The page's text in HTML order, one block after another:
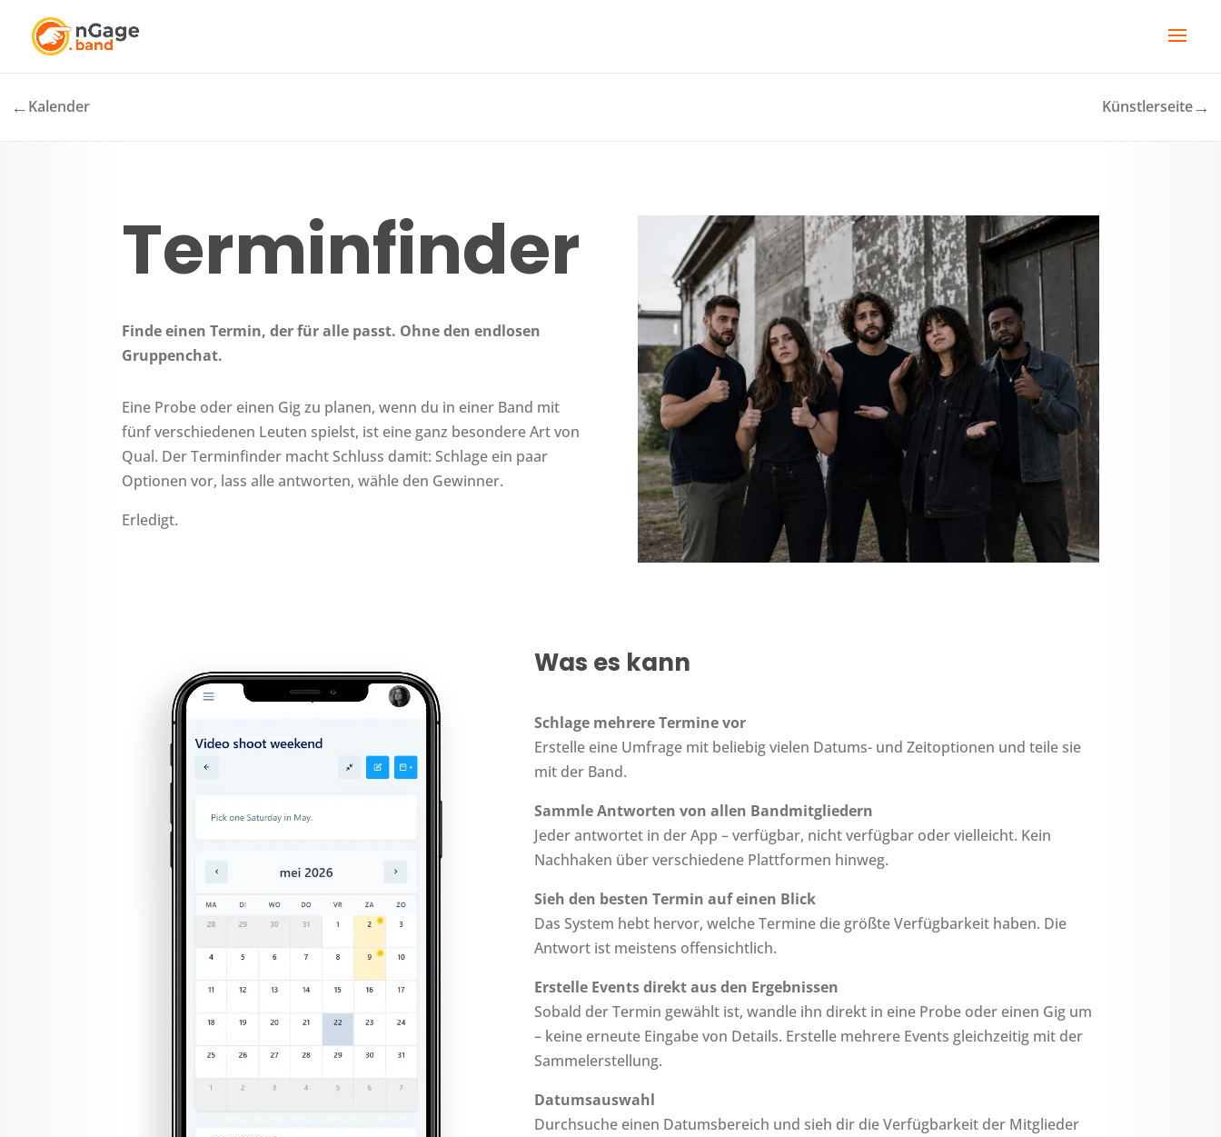
← Kalender Künstlerseite→
Terminfinder
Finde einen Termin, der für alle passt. Ohne den endlosen
Gruppenchat.
Eine Probe oder einen Gig zu planen, wenn du in einer Band mit
fünf verschiedenen Leuten spielst, ist eine ganz besondere Art von
Qual. Der Terminfinder macht Schluss damit: Schlage ein paar
Optionen vor, lass alle antworten, wähle den Gewinner.
Erledigt.
Was es kann
Schlage mehrere Termine vor
Erstelle eine Umfrage mit beliebig vielen Datums- und Zeitoptionen und teile sie
mit der Band.
Sammle Antworten von allen Bandmitgliedern
Jeder antwortet in der App – verfügbar, nicht verfügbar oder vielleicht. Kein
Nachhaken über verschiedene Plattformen hinweg.
Sieh den besten Termin auf einen Blick
Das System hebt hervor, welche Termine die größte Verfügbarkeit haben. Die
Antwort ist meistens offensichtlich.
Erstelle Events direkt aus den Ergebnissen
Sobald der Termin gewählt ist, wandle ihn direkt in eine Probe oder einen Gig um
– keine erneute Eingabe von Details. Erstelle mehrere Events gleichzeitig mit der
Sammelerstellung.
Datumsauswahl
Durchsuche einen Datumsbereich und sieh dir die Verfügbarkeit der Mitglieder